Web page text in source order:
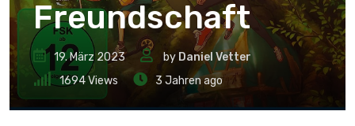
Freundschaft
19. März 2023 by Daniel Vetter
1694Views 3 Jahren ago